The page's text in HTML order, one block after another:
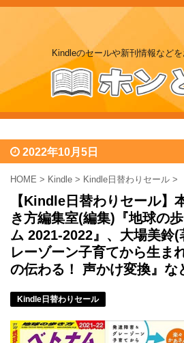
Kindleのセールや新刊情報など
2022年10月5日
HOME > Kindle > Kindle日替わりセール >
【Kindle日替わりセール】
き方編集室(編集)『地球の
ム 2021-2022』、大場美鈴
レーゾーン子育てから生ま
の伝わる！ 声かけ変換』な
Kindle日替わりセール